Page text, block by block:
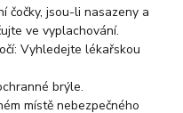
čočky, jsou-li nasazeny a
ve vyplachování.
Vyhledejte lékařskou
brýle.
místě nebezpečného